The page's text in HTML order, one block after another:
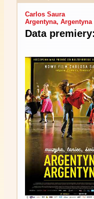
Carlos Saura
Argentyna, Argentyna
Data